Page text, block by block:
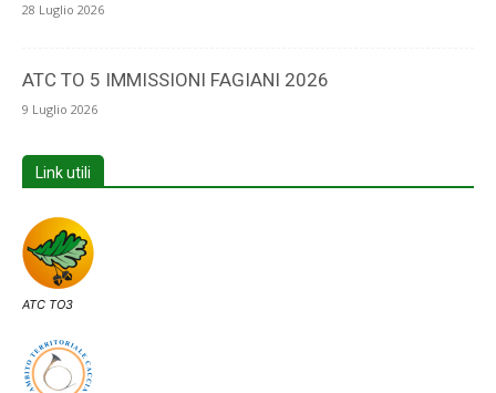
28 Luglio 2026
ATC TO 5 IMMISSIONI FAGIANI 2026
9 Luglio 2026
Link utili
ATC TO3